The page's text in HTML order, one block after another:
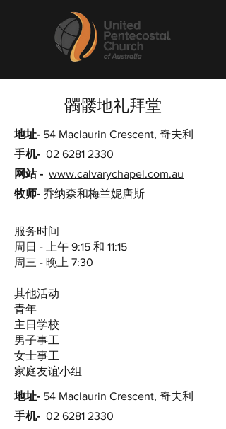
髑髅地礼拜堂
地址- 54 Maclaurin Crescent, 奇夫利
手机- 02 6281 2330
网站 - www.calvarychapel.com.au
牧师- 乔纳森和梅兰妮唐斯
服务时间
周日 - 上午 9:15 和 11:15
周三 - 晚上 7:30
其他活动
青年
主日学校
男子事工
女士事工
家庭友谊小组
地址- 54 Maclaurin Crescent, 奇夫利
手机- 02 6281 2330